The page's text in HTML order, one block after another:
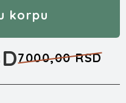
korpu
7000,00 RSD